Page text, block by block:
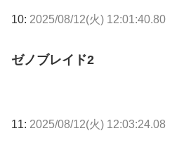
10: 2025/08/12(火) 12:01:40.80
ゼノブレイド2
11: 2025/08/12(火) 12:03:24.08